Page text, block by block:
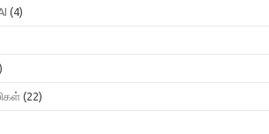
(4)
(22)